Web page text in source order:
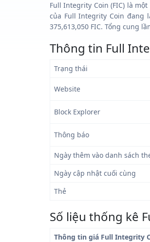
Full Integrity Coin (FIC) là
của Full Integrity Coin đang
375,613,050 FIC. Tổng cung
Thông tin Full
Trạng thái
Website
Block Explorer
Thông báo
Ngày thêm vào danh sách
Ngày cập nhật cuối cùng
Thẻ
Số liệu thống kê
Thông tin giá Full Integrity